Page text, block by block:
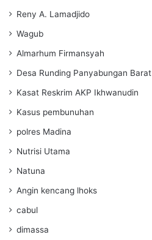
Reny A. Lamadjido
Wagub
Almarhum Firmansyah
Desa Runding Panyabungan Barat
Kasat Reskrim AKP Ikhwanudin
Kasus pembunuhan
polres Madina
Nutrisi Utama
Natuna
Angin kencang lhoks
cabul
dimassa